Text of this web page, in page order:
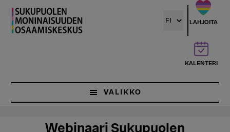
Hyppää
pääsisältöön
LAHJOITA
KALENTERI
VALIKKO
Webinaari Sukupuolen